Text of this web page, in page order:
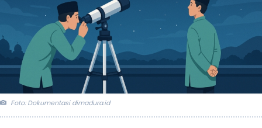
Foto: Dokumentasi dimadura.id